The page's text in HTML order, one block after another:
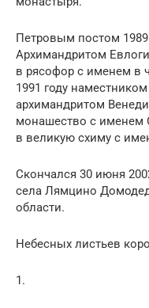
Петровым постом
Архимандритом
в рясофор с именем в
1991 году
архимандритом
монашество с именем
в великую схиму с
Скончался 30 июня
села Лямцино
области.
Небесных листьев
1.